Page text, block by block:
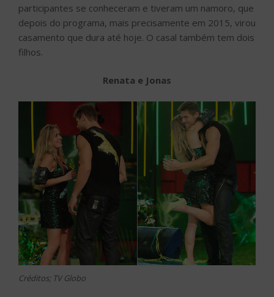
participantes se conheceram e tiveram um namoro, que
depois do programa, mais precisamente em 2015, virou
casamento que dura até hoje. O casal também tem dois
filhos.
Renata e Jonas
Créditos; TV Globo